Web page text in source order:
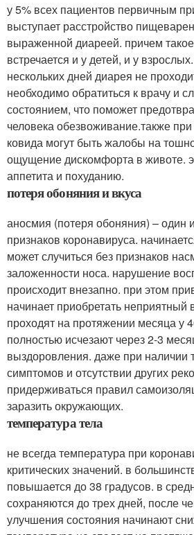
у 5% всех пациентов первичным
выступает расстройство
выраженной диареей. причем
встречается и у детей, и у
нескольких дней диарея не
необходимо обратиться к врачу и
состоянием, что поможет
человека обезвоживание.также
ковида могут быть жалобы на
ощущение дискомфорта в животе.
аппетита и похуданию.
потеря обоняния и вкуса
аносмия (потеря обоняния) – один
признаков коронавируса.
может случиться без признаков
заложенности носа. нарушение
происходит внезапно. при этом
начинает приобретать неприятный
проходят на протяжении месяца у
полностью исчезают через 2-3
выздоровления. даже при наличии
симптомов и отсутствии других
придерживаться правил
заразить окружающих.
температура тела
не всегда температура при
критических значений. в
повышается до 38 градусов. в
сохраняются до трех дней, после
улучшения состояния начинают